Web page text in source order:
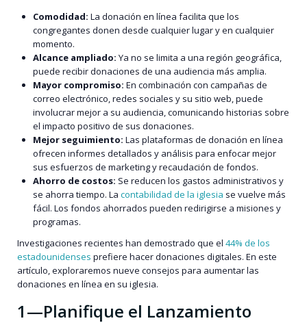
Comodidad: La donación en línea facilita que los
congregantes donen desde cualquier lugar y en cualquier
momento.
Alcance ampliado: Ya no se limita a una región geográfica,
puede recibir donaciones de una audiencia más amplia.
Mayor compromiso: En combinación con campañas de
correo electrónico, redes sociales y su sitio web, puede
involucrar mejor a su audiencia, comunicando historias sobre
el impacto positivo de sus donaciones.
Mejor seguimiento: Las plataformas de donación en línea
ofrecen informes detallados y análisis para enfocar mejor
sus esfuerzos de marketing y recaudación de fondos.
Ahorro de costos: Se reducen los gastos administrativos y
se ahorra tiempo. Lacontabilidad de la iglesia se vuelve más
fácil. Los fondos ahorrados pueden redirigirse a misiones y
programas.
Investigaciones recientes han demostrado que el 44% de los
estadounidenses prefiere hacer donaciones digitales. En este
artículo, exploraremos nueve consejos para aumentar las
donaciones en línea en su iglesia.
1—Planifique el Lanzamiento